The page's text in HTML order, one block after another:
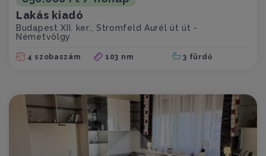
Lakás kiadó
Budapest XII. ker., Stromfeld Aurél út út -
Németvölgy
4 szobaszám 103 nm 3 fürdő